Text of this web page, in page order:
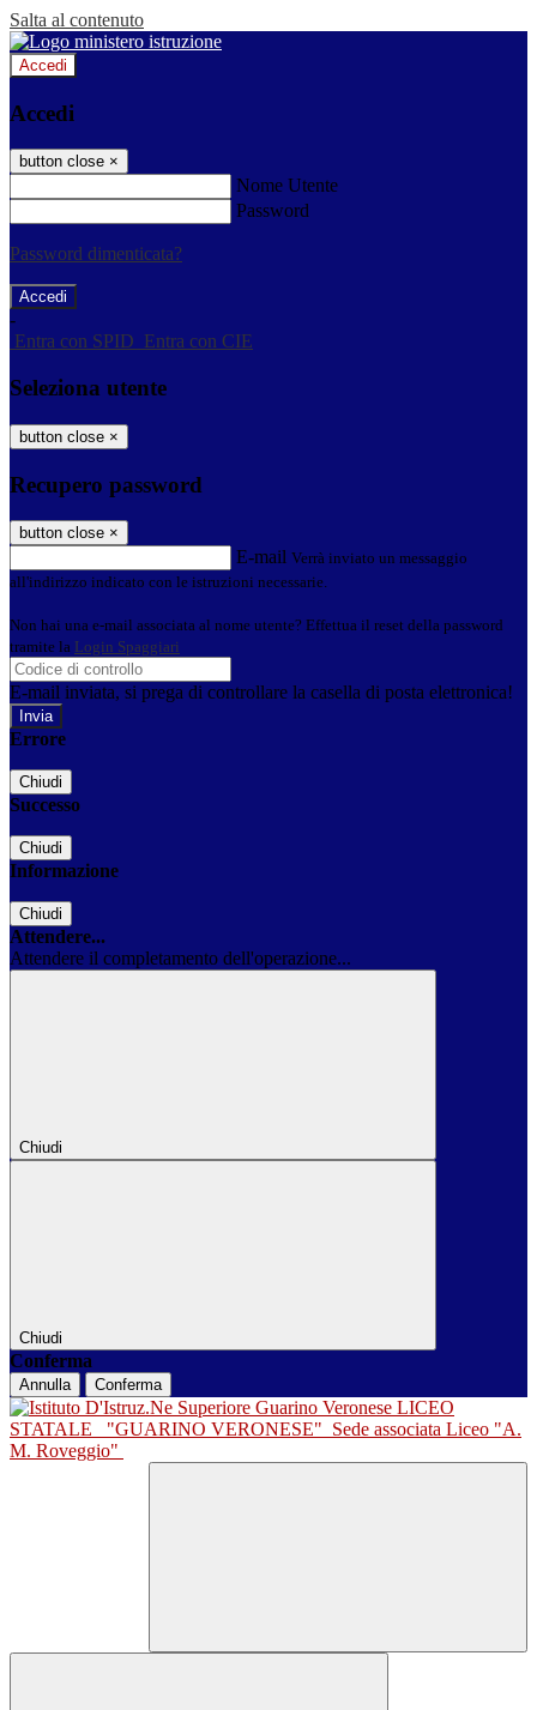
Salta al contenuto
Accedi
Accedi
button close ×
Nome Utente
Password
Password dimenticata?
-
Entra con SPID Entra con CIE
Seleziona utente
button close ×
Recupero password
button close ×
E-mail Verrà inviato un messaggio
all'indirizzo indicato con le istruzioni necessarie.
Non hai una e-mail associata al nome utente? Effettua il reset della password
tramite la Login Spaggiari
E-mail inviata, si prega di controllare la casella di posta elettronica!
Errore
Chiudi
Successo
Chiudi
Informazione
Chiudi
Attendere...
Attendere il completamento dell'operazione...
Chiudi
Chiudi
Conferma
Annulla Conferma
LICEO
STATALE
"GUARINO VERONESE" Sede associata Liceo "A.
M. Roveggio"